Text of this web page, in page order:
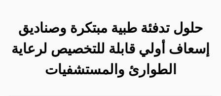
حلول تدفئة طبية مبتكرة وصناديق
إسعاف أولي قابلة للتخصيص لرعاية
الطوارئ والمستشفيات